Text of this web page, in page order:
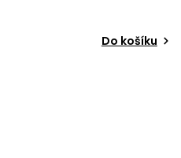
Do košíku